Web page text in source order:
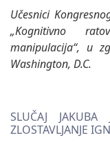
Učesnici
„Kognitivno
manipulacija“, u
Washington, D.C.
SLUČAJ
ZLOSTAVLJANJE